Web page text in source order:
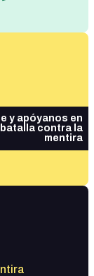
y apóyanos en
contra la
mentira